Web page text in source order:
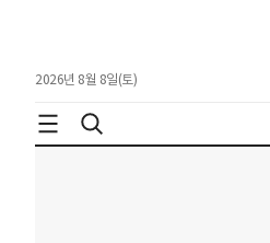
2026년 8월 8일(토)